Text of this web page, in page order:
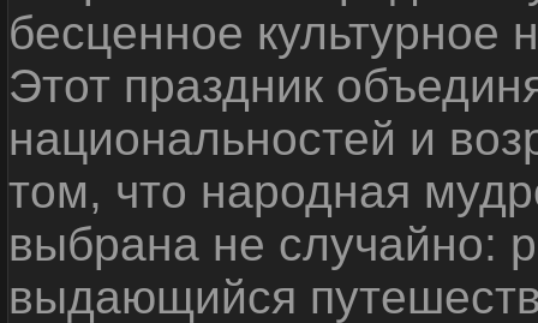
бесценное культурное
Этот праздник
национальностей и
том, что народная
выбрана не случайно:
выдающийся